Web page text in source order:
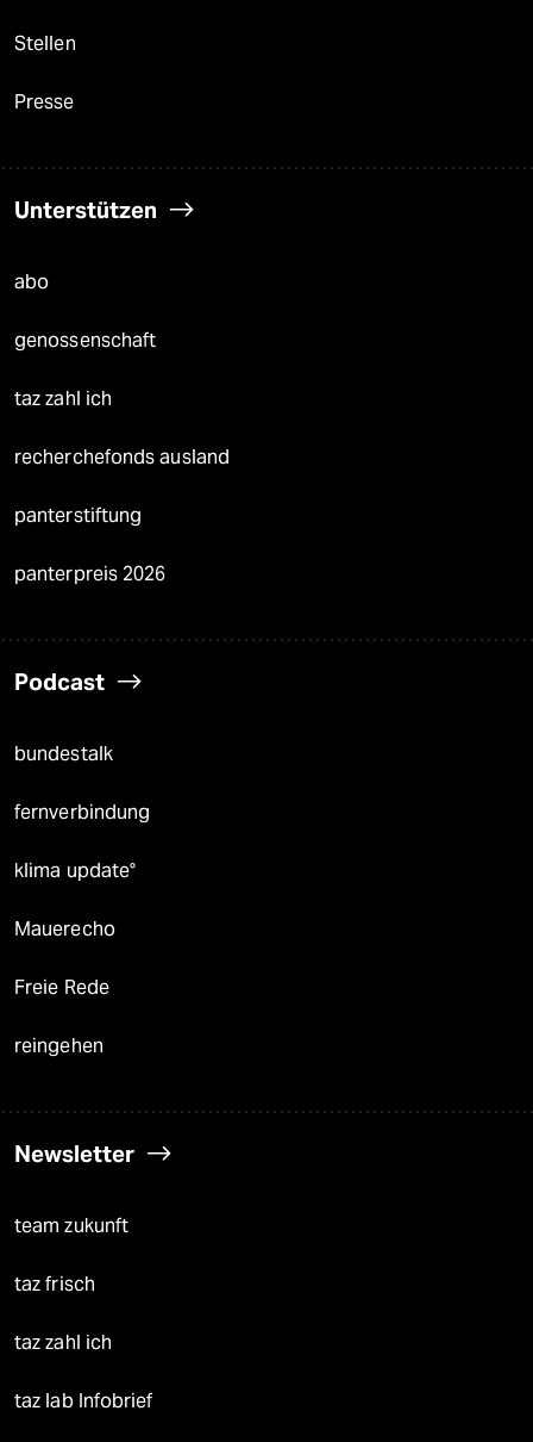
Stellen
Presse
Unterstützen
abo
genossenschaft
taz zahl ich
recherchefonds ausland
panterstiftung
panterpreis 2026
Podcast
bundestalk
fernverbindung
klima update°
Mauerecho
Freie Rede
reingehen
Newsletter
team zukunft
taz frisch
taz zahl ich
taz lab Infobrief